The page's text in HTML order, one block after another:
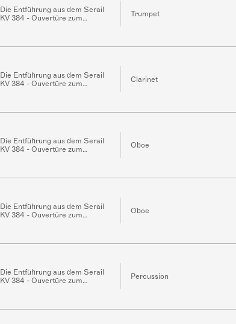
Die Entführung aus dem Serail
KV 384 - Ouvertüre zum
Trumpet
Die Entführung aus dem Serail
KV 384 - Ouvertüre zum
Clarinet
Die Entführung aus dem Serail
KV 384 - Ouvertüre zum
Oboe
Die Entführung aus dem Serail
KV 384 - Ouvertüre zum
Oboe
Die Entführung aus dem Serail
KV 384 - Ouvertüre zum
Percussion